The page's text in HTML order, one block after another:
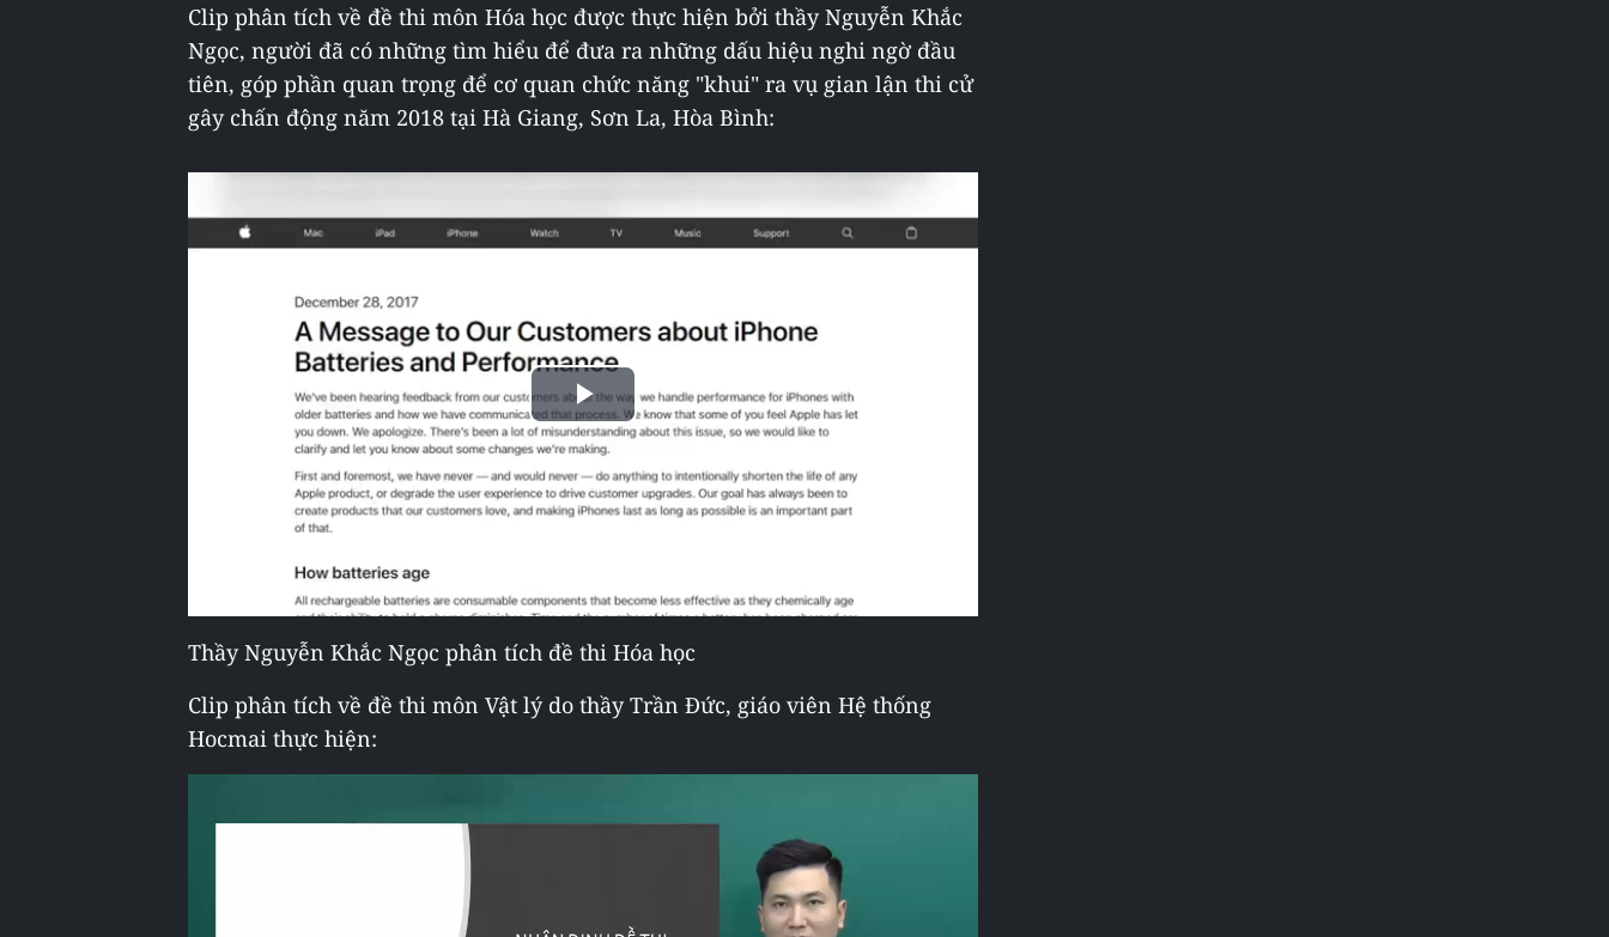
Clip phân tích về đề thi môn Hóa học được thực hiện bởi thầy Nguyễn Khắc
Ngọc, người đã có những tìm hiểu để đưa ra những dấu hiệu nghi ngờ đầu
tiên, góp phần quan trọng để cơ quan chức năng "khui" ra vụ gian lận thi cử
gây chấn động năm 2018 tại Hà Giang, Sơn La, Hòa Bình:
Play
Video
Thầy Nguyễn Khắc Ngọc phân tích đề thi Hóa học
Clip phân tích về đề thi môn Vật lý do thầy Trần Đức, giáo viên Hệ thống
Hocmai thực hiện: